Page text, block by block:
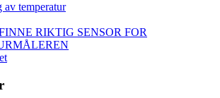
temperatur
RIKTIG SENSOR FOR